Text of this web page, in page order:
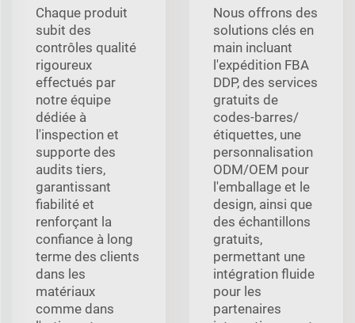
Chaque produit
subit des
contrôles qualité
rigoureux
effectués par
notre équipe
dédiée à
l'inspection et
supporte des
audits tiers,
garantissant
fiabilité et
renforçant la
confiance à long
terme des clients
dans les
matériaux
comme dans
Nous offrons des
solutions clés en
main incluant
l'expédition FBA
DDP, des services
gratuits de
codes-barres/
étiquettes, une
personnalisation
ODM/OEM pour
l'emballage et le
design, ainsi que
des échantillons
gratuits,
permettant une
intégration fluide
pour les
partenaires